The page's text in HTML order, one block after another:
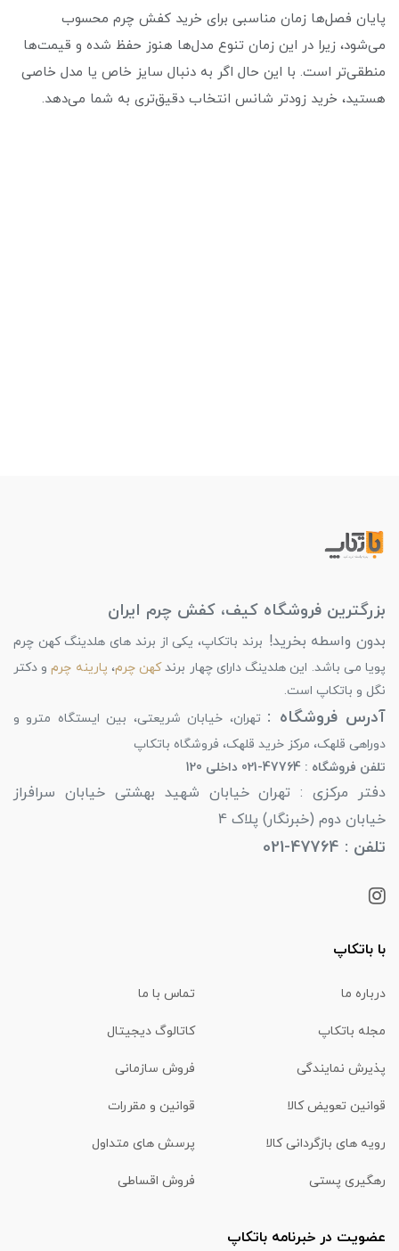
پایان فصل‌ها زمان مناسبی برای خرید کفش چرم محسوب
می‌شود، زیرا در این زمان تنوع مدل‌ها هنوز حفظ شده و قیمت‌ها
منطقی‌تر است. با این حال اگر به دنبال سایز خاص یا مدل خاصی
هستید، خرید زودتر شانس انتخاب دقیق‌تری به شما می‌دهد.
بزرگترین فروشگاه کیف، کفش چرم ایران
بدون واسطه بخرید! برند باتکاپ، یکی از برند های هلدینگ کهن چرم
پویا می باشد. این هلدینگ دارای چهار برندکهن چرم، پارینه چرمو دکتر
نگل و باتکاپ است.
آدرس فروشگاه : تهران، خیابان شریعتی، بین ایستگاه مترو و
دوراهی قلهک، مرکز خرید قلهک، فروشگاه باتکاپ
تلفن فروشگاه : 47764-021 داخلی 120
دفتر مرکزی : تهران خیابان شهید بهشتی خیابان سرافراز
خیابان دوم (خبرنگار) پلاک 4
تلفن : 47764-021
با باتکاپ
درباره ما تماس با ما
مجله باتکاپ کاتالوگ دیجیتال
پذیرش نمایندگی فروش سازمانی
قوانین تعویض کالا قوانین و مقررات
رویه های بازگردانی کالا پرسش های متداول
رهگیری پستی فروش اقساطی
عضویت در خبرنامه باتکاپ